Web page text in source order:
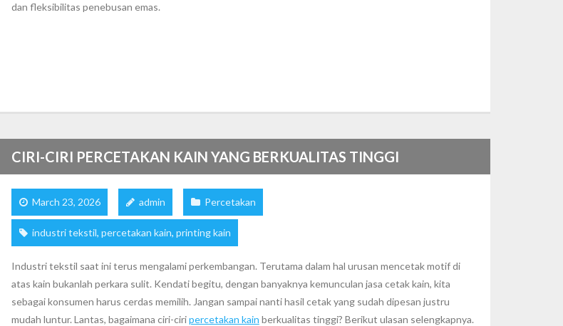
dan fleksibilitas penebusan emas.
CIRI-CIRI PERCETAKAN KAIN YANG BERKUALITAS TINGGI
March 23, 2026 admin Percetakan
industri tekstil, percetakan kain, printing kain
Industri tekstil saat ini terus mengalami perkembangan. Terutama dalam hal urusan mencetak motif di
atas kain bukanlah perkara sulit. Kendati begitu, dengan banyaknya kemunculan jasa cetak kain, kita
sebagai konsumen harus cerdas memilih. Jangan sampai nanti hasil cetak yang sudah dipesan justru
mudah luntur. Lantas, bagaimana ciri-ciripercetakan kain berkualitas tinggi? Berikut ulasan selengkapnya.